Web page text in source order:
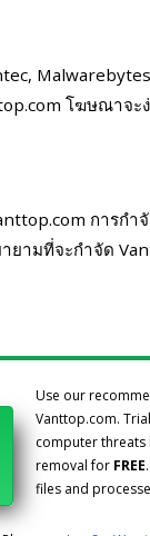
โฆษณาจะ
การกํา
ามที่จะกําจัด
Use our
Vanttop.com.
computer threats
removal for FREE
files and